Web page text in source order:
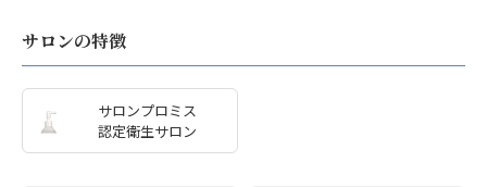
サロンの特徴
サロンプロミス
認定衛生サロン